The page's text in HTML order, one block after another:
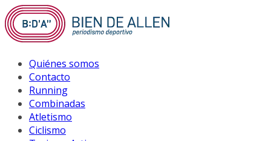
Saltar
al
contenido
Quiénes somos
Contacto
Running
Combinadas
Atletismo
Ciclismo